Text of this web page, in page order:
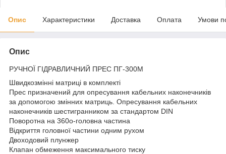
Опис Характеристики Доставка Оплата Умови
Опис
РУЧНОЇ ГІДРАВЛИЧНИЙ ПРЕС ПГ-300М
Швидкозмінні матриці в комплекті
Прес призначений для опресування кабельних наконечників
за допомогою змінних матриць. Опресування кабельних
наконечників шестигранником за стандартом DIN
Поворотна на 360o-головна частина
Відкриття головної частини одним рухом
Двоходовий плунжер
Клапан обмеження максимального тиску